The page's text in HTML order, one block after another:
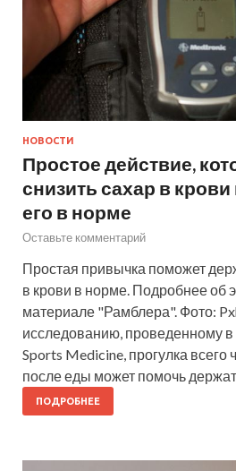
НОВОСТИ
Простое действие,
снизить сахар в
его в норме
Оставьте комментарий
Простая привычка поможет
в крови в норме. Подробнее об
материале "Рамблера". Фото:
исследованию, проведенному
Sports Medicine, прогулка всего
после еды может помочь
ПОДРОБНЕЕ